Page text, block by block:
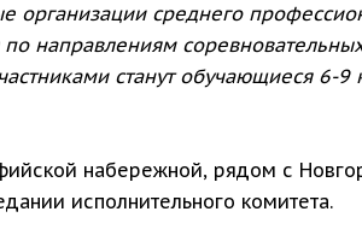
организации среднего
направлениям
станут обучающиеся 6-9
набережной, рядом с
исполнительного комитета.